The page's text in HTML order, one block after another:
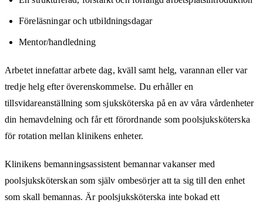
Föreläsningar och utbildningsdagar
Mentor/handledning
Arbetet innefattar arbete dag, kväll samt helg, varannan eller var
tredje helg efter överenskommelse. Du erhåller en
tillsvidareanställning som sjuksköterska på en av våra vårdenheter
din hemavdelning och får ett förordnande som poolsjuksköterska
för rotation mellan klinikens enheter.
Klinikens bemanningsassistent bemannar vakanser med
poolsjuksköterskan som själv ombesörjer att ta sig till den enhet
som skall bemannas. Är poolsjuksköterska inte bokad ett